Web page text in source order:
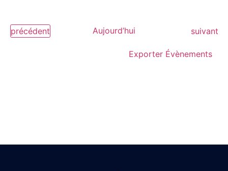
Évènements
précédent Aujourd’hui suivant
Exporter Évènements